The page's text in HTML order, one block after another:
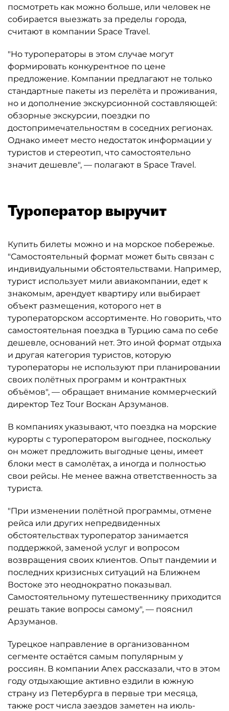
посмотреть как можно больше, или человек не
собирается выезжать за пределы города,
считают в компании Space Travel.
"Но туроператоры в этом случае могут
формировать конкурентное по цене
предложение. Компании предлагают не только
стандартные пакеты из перелёта и проживания,
но и дополнение экскурсионной составляющей:
обзорные экскурсии, поездки по
достопримечательностям в соседних регионах.
Однако имеет место недостаток информации у
туристов и стереотип, что самостоятельно
значит дешевле", — полагают в Space Travel.
Туроператор выручит
Купить билеты можно и на морское побережье.
"Самостоятельный формат может быть связан с
индивидуальными обстоятельствами. Например,
турист использует мили авиакомпании, едет к
знакомым, арендует квартиру или выбирает
объект размещения, которого нет в
туроператорском ассортименте. Но говорить, что
самостоятельная поездка в Турцию сама по себе
дешевле, оснований нет. Это иной формат отдыха
и другая категория туристов, которую
туроператоры не используют при планировании
своих полётных программ и контрактных
объёмов", — обращает внимание коммерческий
директор Tez Tour Воскан Арзуманов.
В компаниях указывают, что поездка на морские
курорты с туроператором выгоднее, поскольку
он может предложить выгодные цены, имеет
блоки мест в самолётах, а иногда и полностью
свои рейсы. Не менее важна ответственность за
туриста.
"При изменении полётной программы, отмене
рейса или других непредвиденных
обстоятельствах туроператор занимается
поддержкой, заменой услуг и вопросом
возвращения своих клиентов. Опыт пандемии и
последних кризисных ситуаций на Ближнем
Востоке это неоднократно показывал.
Самостоятельному путешественнику приходится
решать такие вопросы самому", — пояснил
Арзуманов.
Турецкое направление в организованном
сегменте остаётся самым популярным у
россиян. В компании Anex рассказали, что в этом
году отдыхающие активно ездили в южную
страну из Петербурга в первые три месяца,
также рост числа заездов заметен на июль-